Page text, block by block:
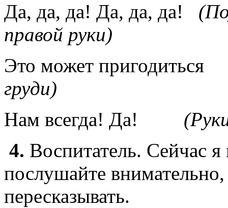
Да, да, да! Да, да, да!
правой руки)
Это может
груди)
Нам всегда! Да!
4. Воспитатель. Сейчас
послушайте внимательно,
пересказывать.